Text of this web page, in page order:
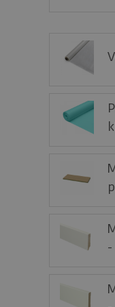
Let op:
Bekijk
Download
-